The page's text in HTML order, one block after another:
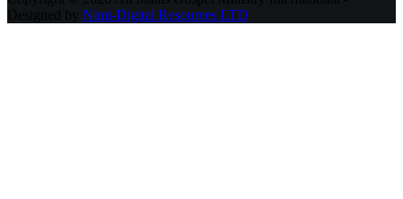
Designed by Nimi-Digital Resources LTD